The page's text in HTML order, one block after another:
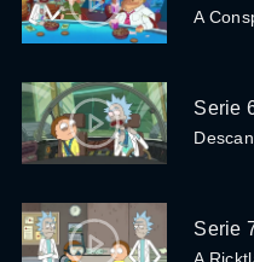
A
Serie
Serie